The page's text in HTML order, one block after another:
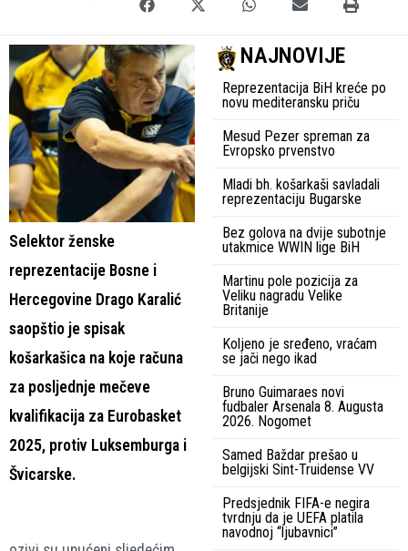
Selektor ženske
reprezentacije Bosne i
Hercegovine Drago Karalić
saopštio je spisak
košarkašica na koje računa
za posljednje mečeve
kvalifikacija za Eurobasket
2025, protiv Luksemburga i
Švicarske.
NAJNOVIJE
Reprezentacija BiH kreće po
novu mediteransku priču
Mesud Pezer spreman za
Evropsko prvenstvo
Mladi bh. košarkaši savladali
reprezentaciju Bugarske
Bez golova na dvije subotnje
utakmice WWIN lige BiH
Martinu pole pozicija za
Veliku nagradu Velike
Britanije
Koljeno je sređeno, vraćam
se jači nego ikad
Bruno Guimaraes novi
fudbaler Arsenala 8. Augusta
2026. Nogomet
Samed Baždar prešao u
belgijski Sint-Truidense VV
Predsjednik FIFA-e negira
tvrdnju da je UEFA platila
navodnoj “ljubavnici”